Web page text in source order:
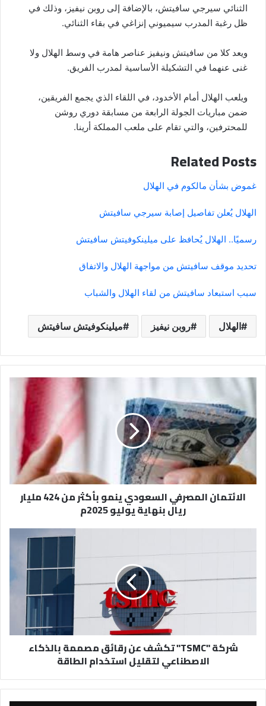
الثنائي سيرجي سافيتش، بالإضافة إلى روبن نيفيز، وذلك في
ظل رغبة المدرب سيميوني إنزاغي في بقاء الثنائي.
ويعد كلا من سافيتش ونيفيز عناصر هامة في وسط الهلال ولا
غنى عنهما في التشكيلة الأساسية لمدرب الفريق.
ويلعب الهلال أمام الأخدود، في اللقاء الذي يجمع الفريقين،
ضمن مباريات الجولة الرابعة من مسابقة دوري روشن
للمحترفين، والتي تقام على ملعب المملكة أرينا.
Related Posts
غموض بشأن مالكوم في الهلال
الهلال يُعلن تفاصيل إصابة سيرجي سافيتش
رسميًا.. الهلال يُحافظ على ميلينكوفيتش سافيتش
تحديد موقف سافيتش من مواجهة الهلال والاتفاق
سبب استبعاد سافيتش من لقاء الهلال والشباب
الهلال روبن نيفيز ميلينكوفيتش سافيتش
السعودي
ينمو
بأكثر
مليار
ريال
بنهاية
الائتمان المصرفي السعودي ينمو بأكثر من 424 مليار
ريال بنهاية يوليو 2025م
لتقليل
استخدام
شركة "TSMC" تكشف عن رقائق مصممة بالذكاء
الاصطناعي لتقليل استخدام الطاقة